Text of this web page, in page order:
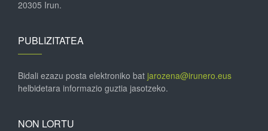
20305 Irun.
PUBLIZITATEA
Bidali ezazu posta elektroniko bat jarozena@irunero.eus
helbidetara informazio guztia jasotzeko.
NON LORTU